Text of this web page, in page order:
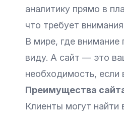
аналитику прямо в
что требует
В мире, где внимание
виду. А сайт — это
необходимость, если
Преимущества
Клиенты могут найти